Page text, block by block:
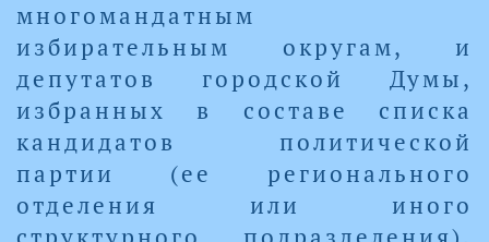
многомандатным
избирательным округам, и
депутатов городской Думы,
избранных в составе списка
кандидатов политической
партии (ее регионального
отделения или иного